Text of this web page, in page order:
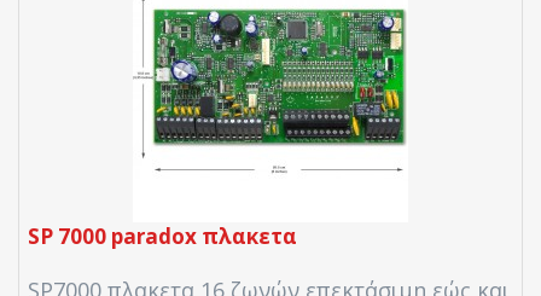
SP 7000 paradox πλακετα
SP7000 πλακετα 16 ζωνών επεκτάσιμη εώς και